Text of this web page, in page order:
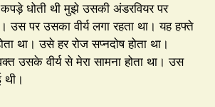
धोती थी मुझे उसकी अंडरवियर पर
उस पर उसका वीर्य लगा रहता था। यह हफ्ते
था। उसे हर रोज सप्नदोष होता था।
उसके वीर्य से मेरा सामना होता था। उस